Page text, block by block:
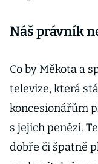
Náš právník
Co by Měkota a
televize, která
koncesionářům
s jejich penězi.
dobře či špatně